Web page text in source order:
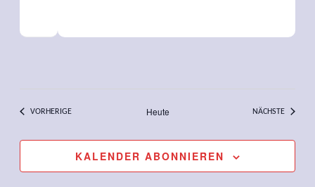
VORHERIGEVERANSTALTUNGEN Heute NÄCHSTE
KALENDER ABONNIEREN